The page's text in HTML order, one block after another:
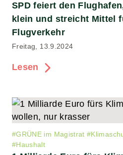
SPD feiert den
klein und streicht Mittel
Flugverkehr
Freitag, 13.9.2024
Lesen
#GRÜNE im Magistrat #
#Haushalt